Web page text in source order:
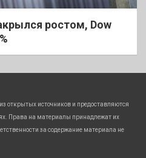
ростом, Dow
открытых источников и предоставляются
Права на материалы принадлежат их
за содержание материала не